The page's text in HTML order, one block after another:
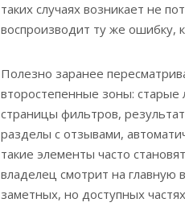
таких случаях возникает не
воспроизводит ту же ошибку,
Полезно заранее
второстепенные зоны: старые
страницы фильтров,
разделы с отзывами,
такие элементы часто
владелец смотрит на
заметных, но доступных